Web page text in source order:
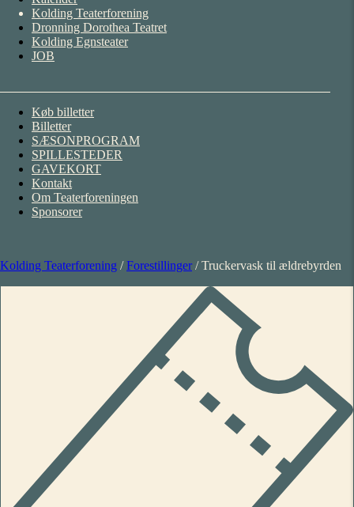
Kolding Teaterforening
Dronning Dorothea Teatret
Kolding Egnsteater
JOB
Køb billetter
Billetter
SÆSONPROGRAM
SPILLESTEDER
GAVEKORT
Kontakt
Om Teaterforeningen
Sponsorer
Kolding Teaterforening /Forestillinger/Truckervask til ældrebyrden